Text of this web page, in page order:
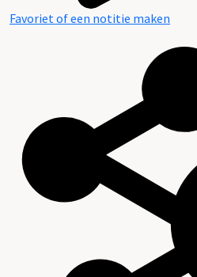
Archieven en Literatuur
Inventaris
Favoriet of een notitie maken